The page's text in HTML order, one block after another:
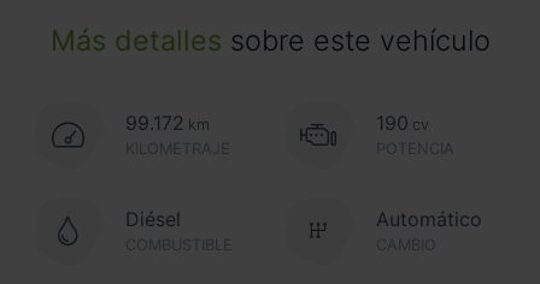
Más detalles sobre este vehículo
99.172 km
KILOMETRAJE
190 cv
POTENCIA
Diésel
COMBUSTIBLE CAMBIO
Automático